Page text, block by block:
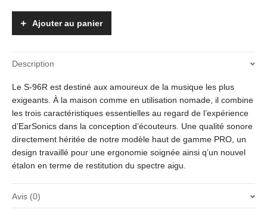
Ajouter au panier
Description
Le S-96R est destiné aux amoureux de la musique les plus
exigeants. À la maison comme en utilisation nomade, il combine
les trois caractéristiques essentielles au regard de l’expérience
d’EarSonics dans la conception d’écouteurs. Une qualité sonore
directement héritée de notre modèle haut de gamme PRO, un
design travaillé pour une ergonomie soignée ainsi q’un nouvel
étalon en terme de restitution du spectre aigu.
Avis (0)